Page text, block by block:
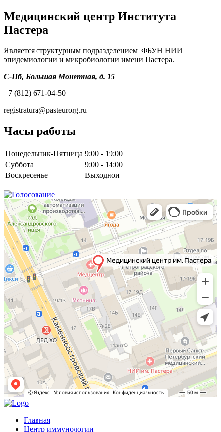
Медицинский центр Института
Пастера
Является структурным подразделением ФБУН НИИ
эпидемиологии и микробиологии имени Пастера.
С-Пб, Большая Монетная, д. 15
+7 (812) 671-04-50
registratura@pasteurorg.ru
Часы работы
Понедельник-Пятница 9:00 - 19:00
Суббота
9:00 - 14:00
Воскресенье
Выходной
Главная
Центр иммунологии